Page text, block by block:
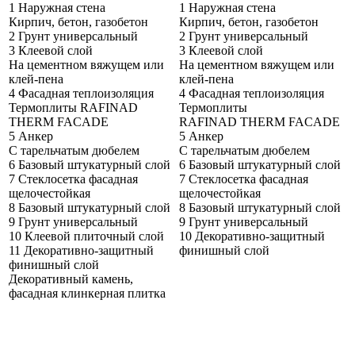
1 Наружная стена
Кирпич, бетон, газобетон
2 Грунт универсальный
3 Клеевой слой
На цементном вяжущем или
клей-пена
4 Фасадная теплоизоляция
Термоплиты RAFINAD
THERM FACADE
5 Анкер
С тарельчатым дюбелем
6 Базовый штукатурный слой
7 Стеклосетка фасадная
щелочестойкая
8 Базовый штукатурный слой
9 Грунт универсальный
10 Клеевой плиточный слой
11 Декоративно-защитный
финишный слой
Декоративный камень,
фасадная клинкерная плитка
1 Наружная стена
Кирпич, бетон, газобетон
2 Грунт универсальный
3 Клеевой слой
На цементном вяжущем или
клей-пена
4 Фасадная теплоизоляция
Термоплиты
RAFINAD THERM FACADE
5 Анкер
С тарельчатым дюбелем
6 Базовый штукатурный слой
7 Стеклосетка фасадная
щелочестойкая
8 Базовый штукатурный слой
9 Грунт универсальный
10 Декоративно-защитный
финишный слой